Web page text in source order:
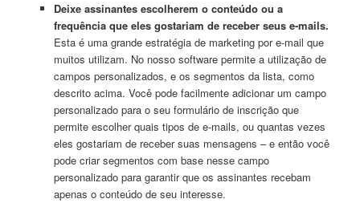
Deixe assinantes escolherem o conteúdo ou a
frequência que eles gostariam de receber seus e-mails.
Esta é uma grande estratégia de marketing por e-mail que
muitos utilizam. No nosso software permite a utilização de
campos personalizados, e os segmentos da lista, como
descrito acima. Você pode facilmente adicionar um campo
personalizado para o seu formulário de inscrição que
permite escolher quais tipos de e-mails, ou quantas vezes
eles gostariam de receber suas mensagens – e então você
pode criar segmentos com base nesse campo
personalizado para garantir que os assinantes recebam
apenas o conteúdo de seu interesse.